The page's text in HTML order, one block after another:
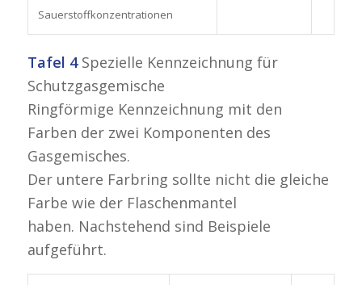
Sauerstoffkonzentrationen
Tafel 4Spezielle Kennzeichnung für
Schutzgasgemische
Ringförmige Kennzeichnung mit den
Farben der zwei Komponenten des
Gasgemisches.
Der untere Farbring sollte nicht die gleiche
Farbe wie der Flaschenmantel
haben. Nachstehend sind Beispiele
aufgeführt.